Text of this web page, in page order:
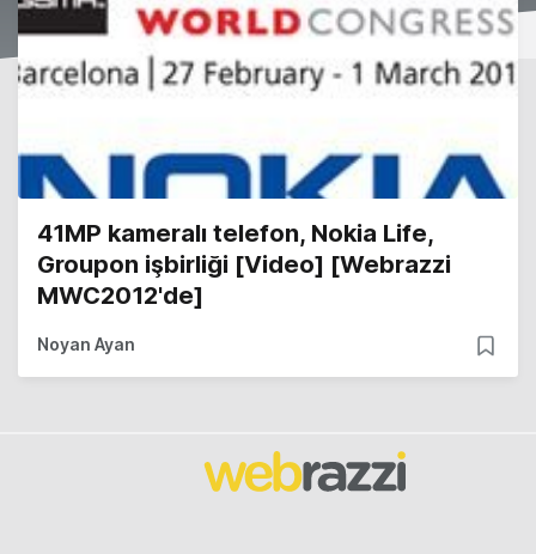
41MP kameralı telefon, Nokia Life,
Groupon işbirliği [Video] [Webrazzi
MWC2012'de]
Noyan Ayan